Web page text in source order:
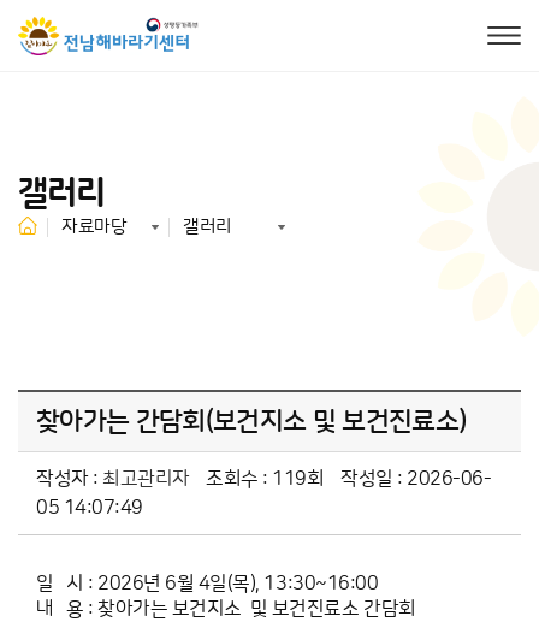
갤러리
자료마당 갤러리
찾아가는 간담회(보건지소 및 보건진료소)
작성자 : 최고관리자 조회수 : 119회
작성일 : 2026-06-
05 14:07:49
일 시 : 2026년 6월 4일(목), 13:30~16:00
내 용 : 찾아가는 보건지소 및 보건진료소 간담회